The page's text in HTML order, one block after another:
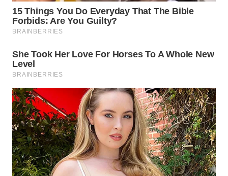
Wahana
Media
Group
NEWS
TANI
WAHANA
ADVOKAT
WAHANA
INFRASTRUKTUR